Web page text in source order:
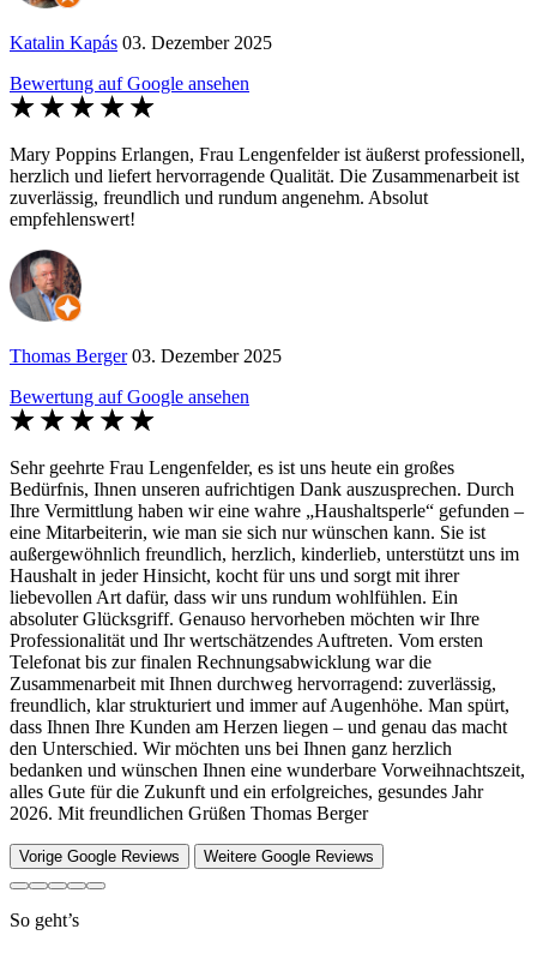
Katalin Kapás 03. Dezember 2025
Bewertung auf Google ansehen
Mary Poppins Erlangen, Frau Lengenfelder ist äußerst professionell,
herzlich und liefert hervorragende Qualität. Die Zusammenarbeit ist
zuverlässig, freundlich und rundum angenehm. Absolut
empfehlenswert!
Thomas Berger 03. Dezember 2025
Bewertung auf Google ansehen
Sehr geehrte Frau Lengenfelder, es ist uns heute ein großes
Bedürfnis, Ihnen unseren aufrichtigen Dank auszusprechen. Durch
Ihre Vermittlung haben wir eine wahre „Haushaltsperle“ gefunden –
eine Mitarbeiterin, wie man sie sich nur wünschen kann. Sie ist
außergewöhnlich freundlich, herzlich, kinderlieb, unterstützt uns im
Haushalt in jeder Hinsicht, kocht für uns und sorgt mit ihrer
liebevollen Art dafür, dass wir uns rundum wohlfühlen. Ein
absoluter Glücksgriff. Genauso hervorheben möchten wir Ihre
Professionalität und Ihr wertschätzendes Auftreten. Vom ersten
Telefonat bis zur finalen Rechnungsabwicklung war die
Zusammenarbeit mit Ihnen durchweg hervorragend: zuverlässig,
freundlich, klar strukturiert und immer auf Augenhöhe. Man spürt,
dass Ihnen Ihre Kunden am Herzen liegen – und genau das macht
den Unterschied. Wir möchten uns bei Ihnen ganz herzlich
bedanken und wünschen Ihnen eine wunderbare Vorweihnachtszeit,
alles Gute für die Zukunft und ein erfolgreiches, gesundes Jahr
2026. Mit freundlichen Grüßen Thomas Berger
Vorige Google Reviews Weitere Google Reviews
So geht’s